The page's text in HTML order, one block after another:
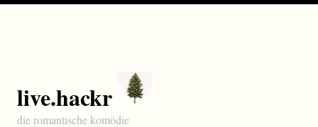
live.hackr
die romantische komödie